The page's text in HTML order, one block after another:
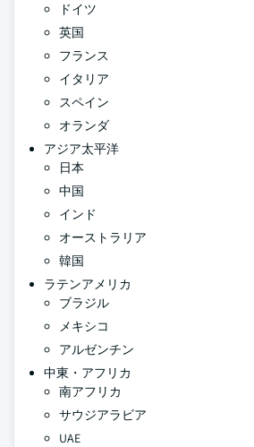
ドイツ
英国
フランス
イタリア
スペイン
オランダ
アジア太平洋
日本
中国
インド
オーストラリア
韓国
ラテンアメリカ
ブラジル
メキシコ
アルゼンチン
中東・アフリカ
南アフリカ
サウジアラビア
UAE